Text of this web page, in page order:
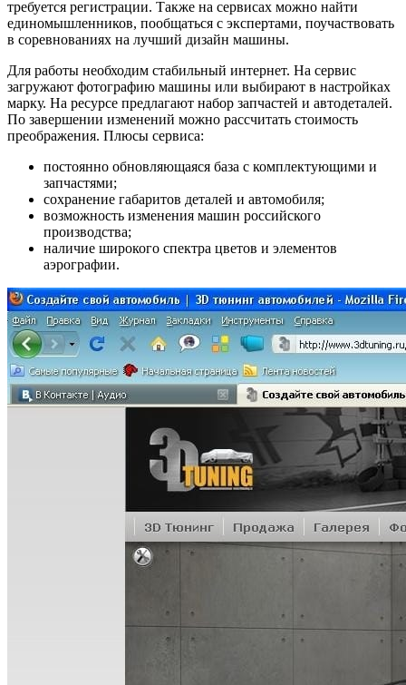
требуется регистрации. Также на сервисах можно найти
единомышленников, пообщаться с экспертами, поучаствовать
в соревнованиях на лучший дизайн машины.
Для работы необходим стабильный интернет. На сервис
загружают фотографию машины или выбирают в настройках
марку. На ресурсе предлагают набор запчастей и автодеталей.
По завершении изменений можно рассчитать стоимость
преображения. Плюсы сервиса:
постоянно обновляющаяся база с комплектующими и
запчастями;
сохранение габаритов деталей и автомобиля;
возможность изменения машин российского
производства;
наличие широкого спектра цветов и элементов
аэрографии.